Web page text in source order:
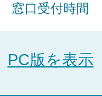
窓口受付時間
PC版を表示